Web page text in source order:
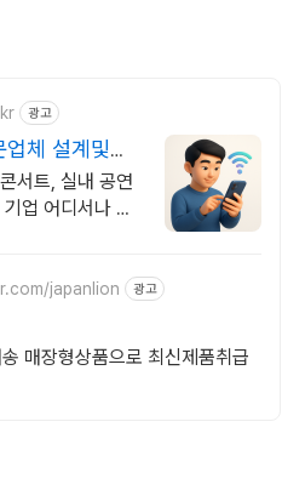
광고
체 설계및구
서트, 실내 공연
업 어디서나 끊
japanlion 광고
매장형상품으로 최신제품취급